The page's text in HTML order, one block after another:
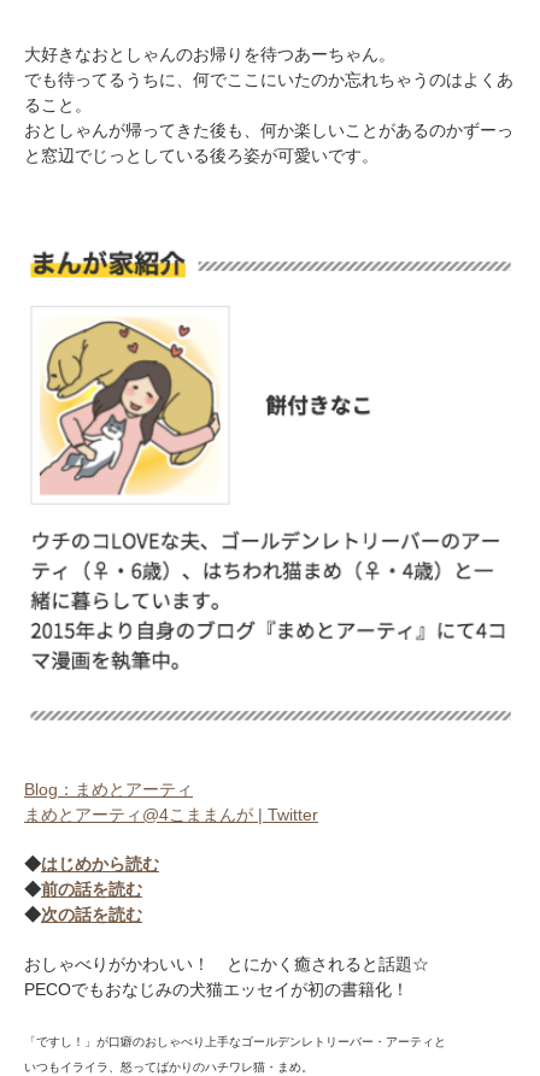
大好きなおとしゃんのお帰りを待つあーちゃん。
でも待ってるうちに、何でここにいたのか忘れちゃうのはよくあ
ること。
おとしゃんが帰ってきた後も、何か楽しいことがあるのかずーっ
と窓辺でじっとしている後ろ姿が可愛いです。
Blog：まめとアーティ
まめとアーティ@4こままんが | Twitter
◆はじめから読む
◆前の話を読む
◆次の話を読む
おしゃべりがかわいい！ とにかく癒されると話題☆
PECOでもおなじみの犬猫エッセイが初の書籍化！
「ですし！」が口癖のおしゃべり上手なゴールデンレトリーバー・アーティと
いつもイライラ、怒ってばかりのハチワレ猫・まめ。
pecodogs
いぬ部をフォロー
ねこ部をフォロー
PECOアプリをダウンロード済みの方